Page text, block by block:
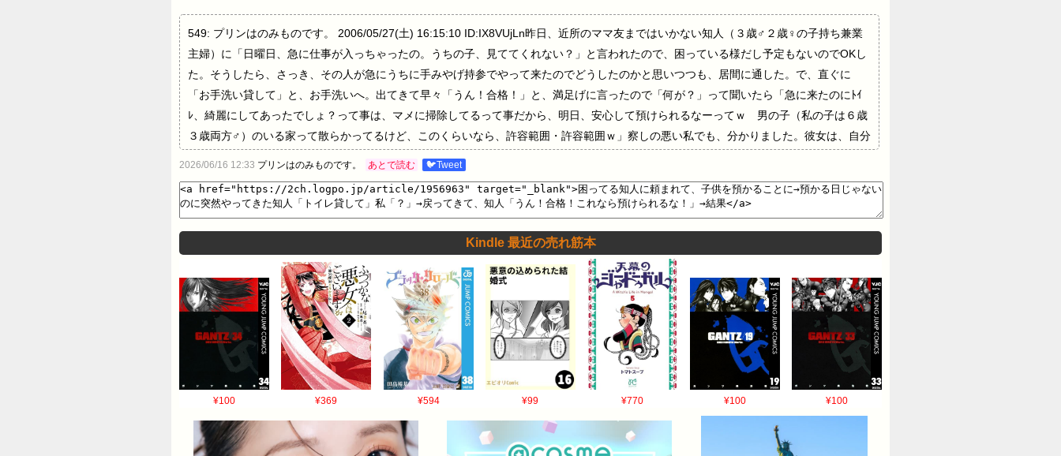
549: プリンはのみものです。 2006/05/27(土) 16:15:10 ID:IX8VUjLn昨日、近所のママ友まではいかない知人（３歳♂２歳♀の子持ち兼業
主婦）に「日曜日、急に仕事が入っちゃったの。うちの子、見ててくれない？」と言われたので、困っている様だし予定もないのでOKし
た。そうしたら、さっき、その人が急にうちに手みやげ持参でやって来たのでどうしたのかと思いつつも、居間に通した。で、直ぐに
「お手洗い貸して」と、お手洗いへ。出てきて早々「うん！合格！」と、満足げに言ったので「何が？」って聞いたら「急に来たのにﾄｲ
ﾚ、綺麗にしてあったでしょ？って事は、マメに掃除してるって事だから、明日、安心して預けられるなーってｗ 男の子（私の子は６歳
３歳両方♂）のいる家って散らかってるけど、このくらいなら、許容範囲・許容範囲ｗ」察しの悪い私でも、分かりました。彼女は、自分
の子を預けるのに相応しい家かをチェックしに来たのです。ﾑｶっとしましたが、断って幼子に留守番させでもしたら可哀想だし、（過
たので、そのまま預かるつもりですが、次からは断ろうと心に決めました。…
2026/06/16 12:33 プリンはのみものです。 あとで読む 🐦Tweet
Kindle 最近の売れ筋本
¥100 ¥369 ¥594 ¥99 ¥770 ¥100 ¥100